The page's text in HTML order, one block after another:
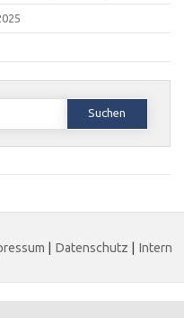
| Datenschutz | Intern